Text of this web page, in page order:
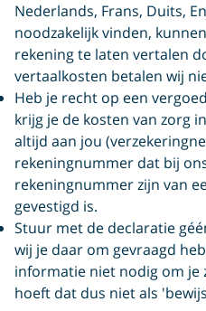
Nederlands, Frans, Duits,
noodzakelijk vinden,
rekening te laten vertalen
vertaalkosten betalen wij
Heb je recht op een
krijg je de kosten van zorg
altijd aan jou
rekeningnummer dat bij
rekeningnummer zijn van
gevestigd is.
Stuur met de declaratie
wij je daar om gevraagd
informatie niet nodig om je
hoeft dat dus niet als